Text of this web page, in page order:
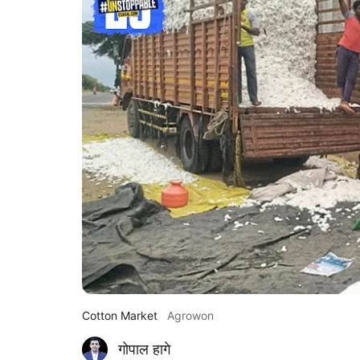
Cotton Market Agrowon
गोपाल हागे